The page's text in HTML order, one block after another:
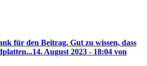
für den Beitrag. Gut zu wissen, dass
14. August 2023 - 18:04 von